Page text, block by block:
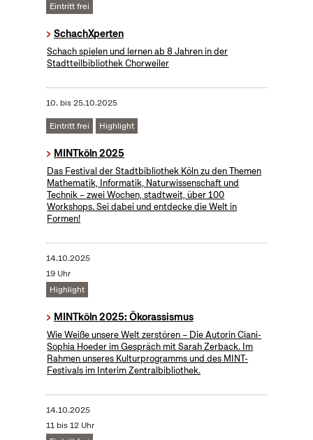
Eintritt frei
SchachXperten
Schach spielen und lernen ab 8 Jahren in der
Stadtteilbibliothek Chorweiler
10. bis25.10.2025
Eintritt frei Highlight
MINTköln 2025
Das Festival der Stadtbibliothek Köln zu den Themen
Mathematik, Informatik, Naturwissenschaft und
Technik – zwei Wochen, stadtweit, über 100
Workshops. Sei dabei und entdecke die Welt in
Formen!
14.10.2025
19 Uhr
Highlight
MINTköln 2025: Ökorassismus
Wie Weiße unsere Welt zerstören – Die Autorin Ciani-
Sophia Hoeder im Gespräch mit Sarah Zerback. Im
Rahmen unseres Kulturprogramms und des MINT-
Festivals im Interim Zentralbibliothek.
14.10.2025
11 bis 12 Uhr